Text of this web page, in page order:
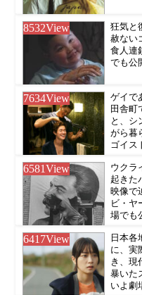
8532View
狂気と
赦ない
食人連
でも公
7634View
ゲイで
田舎町
と、シ
がら暮
ゴイス
6581View
ウクラ
起きた
映像で
ビ・ヤ
場でも
6417View
日本各
に、実
き、現
暴いた
いよ劇